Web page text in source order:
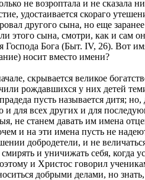
не возроптала и не сказала
удостаивается скораго
другого сына, но еще
этого сына, смотри, как и
Бога (Быт. IV, 26). Вот
носит вместо имени?
скрывается великое
рождавшихся у них детей
пусть называется дитя;
для всех других и для
не станем давать им имена
и на эти имена пусть не
добродетели, и не
и уничижать себя,
и Христос говорил
добрыми делами, но